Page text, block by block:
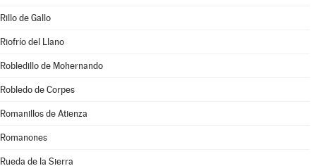
Rillo de Gallo
Riofrío del Llano
Robledillo de Mohernando
Robledo de Corpes
Romanillos de Atienza
Romanones
Rueda de la Sierra